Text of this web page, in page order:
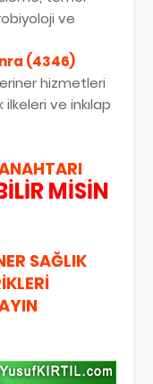
ve
(4346)
hizmetleri
ve inkılap
MİSİN
SAĞLIK